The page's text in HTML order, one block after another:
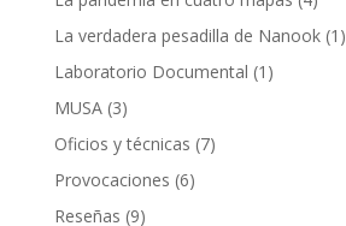
La verdadera pesadilla de Nanook(1)
Laboratorio Documental (1)
MUSA(3)
Oficios y técnicas (7)
Provocaciones (6)
Reseñas (9)